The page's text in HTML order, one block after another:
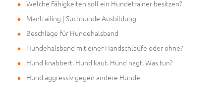
Welche Fähigkeiten soll ein Hundetrainer besitzen?
Mantrailing | Suchhunde Ausbildung
Beschläge für Hundehalsband
Hundehalsband mit einer Handschlaufe oder ohne?
Hund knabbert. Hund kaut. Hund nagt. Was tun?
Hund aggressiv gegen andere Hunde